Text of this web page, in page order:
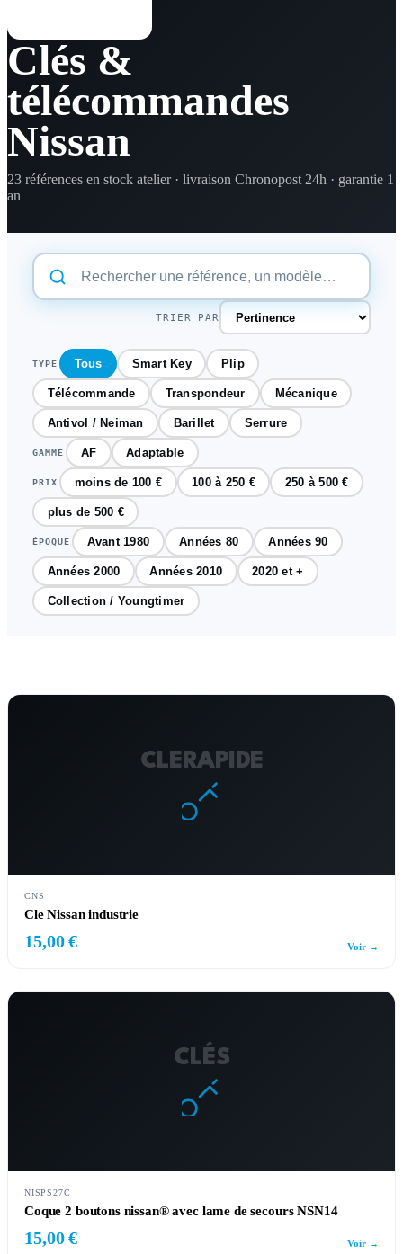
Clés &
télécommandes
Nissan
23 références en stock atelier · livraison Chronopost 24h · garantie 1
an
TRIER PAR
TYPE Tous Smart Key Plip
Télécommande Transpondeur Mécanique
Antivol / Neiman Barillet Serrure
GAMME AF Adaptable
PRIX moins de 100 € 100 à 250 € 250 à 500 €
plus de 500 €
ÉPOQUE Avant 1980 Années 80 Années 90
Années 2000 Années 2010 2020 et +
Collection / Youngtimer
CLERAPIDE
CNS
Cle Nissan industrie
15,00 € Voir →
CLÉS
NISPS27C
Coque 2 boutons nissan® avec lame de secours NSN14
15,00 € Voir →